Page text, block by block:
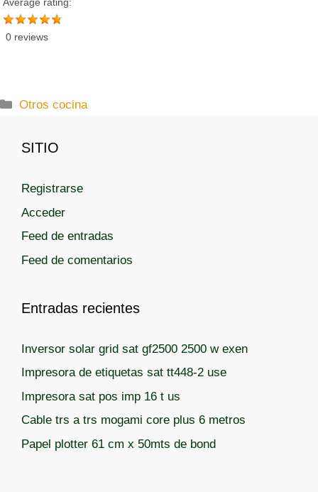
Average rating:
0 reviews
C
e
o
r
s
Otros cocina
SITIO
Registrarse
Acceder
Feed de entradas
Feed de comentarios
Entradas recientes
Inversor solar grid sat gf2500 2500 w exen
Impresora de etiquetas sat tt448-2 use
Impresora sat pos imp 16 t us
Cable trs a trs mogami core plus 6 metros
Papel plotter 61 cm x 50mts de bond